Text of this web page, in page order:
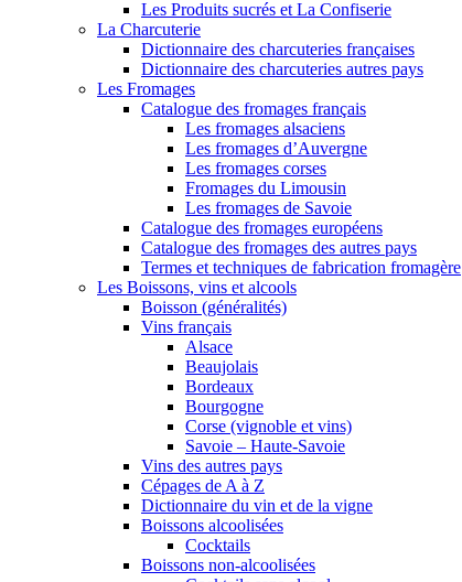
Les Produits sucrés et La Confiserie
La Charcuterie
Dictionnaire des charcuteries françaises
Dictionnaire des charcuteries autres pays
Les Fromages
Catalogue des fromages français
Les fromages alsaciens
Les fromages d’Auvergne
Les fromages corses
Fromages du Limousin
Les fromages de Savoie
Catalogue des fromages européens
Catalogue des fromages des autres pays
Termes et techniques de fabrication fromagère
Les Boissons, vins et alcools
Boisson (généralités)
Vins français
Alsace
Beaujolais
Bordeaux
Bourgogne
Corse (vignoble et vins)
Savoie – Haute-Savoie
Vins des autres pays
Cépages de A à Z
Dictionnaire du vin et de la vigne
Boissons alcoolisées
Cocktails
Boissons non-alcoolisées